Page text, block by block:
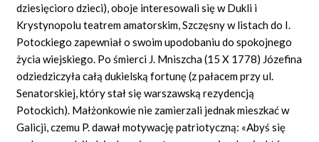
dziesięcioro dzieci), oboje interesowali się w Dukli i
Krystynopolu teatrem amatorskim, Szczęsny w listach do I.
Potockiego zapewniał o swoim upodobaniu do spokojnego
życia wiejskiego. Po śmierci J. Mniszcha (15 X 1778) Józefina
odziedziczyła całą dukielską fortunę (z pałacem przy ul.
Senatorskiej, który stał się warszawską rezydencją
Potockich). Małżonkowie nie zamierzali jednak mieszkać w
Galicji, czemu P. dawał motywację patriotyczną: «Abyś się